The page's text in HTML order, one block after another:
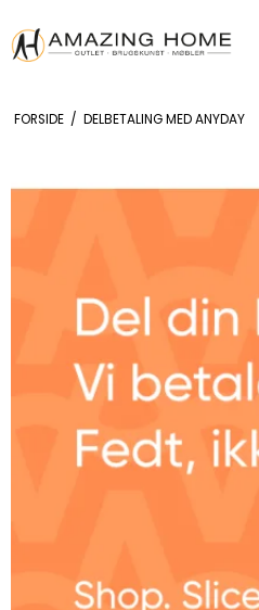
FORSIDE / DELBETALING MED ANYDAY